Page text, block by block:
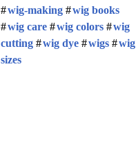
wig-making
wig books
wig care
wig colors
wig
cutting
wig dye wigs
wig
sizes